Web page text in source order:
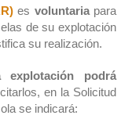
es voluntariapara
de su explotación
su realización.
podrá
en la Solicitud
se indicará: